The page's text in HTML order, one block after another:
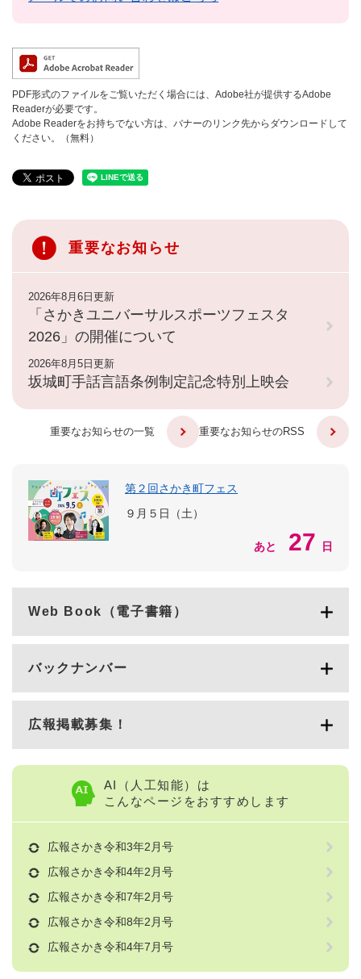
PDF形式のファイルをご覧いただく場合には、Adobe社が提供するAdobe
Readerが必要です。
Adobe Readerをお持ちでない方は、バナーのリンク先からダウンロードして
ください。（無料）
重要なお知らせ
2026年8月6日更新
「さかきユニバーサルスポーツフェスタ
2026」の開催について
2026年8月5日更新
坂城町手話言語条例制定記念特別上映会
重要なお知らせの一覧 重要なお知らせのRSS
第２回さかき町フェス
９月５日（土）
あと 27 日
Web Book（電子書籍）
バックナンバー
広報掲載募集！
AI（人工知能）は
こんなページをおすすめします
広報さかき令和3年2月号
広報さかき令和4年2月号
広報さかき令和7年2月号
広報さかき令和8年2月号
広報さかき令和4年7月号